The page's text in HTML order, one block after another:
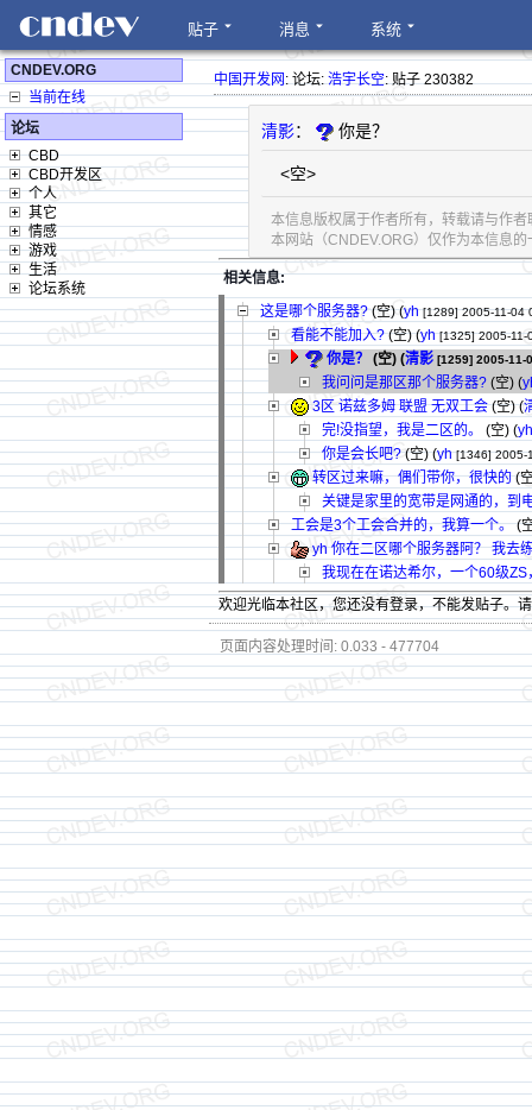
贴子 消息 系统
CNDEV.ORG
当前在线
论坛
CBD
CBD开发区
个人
其它
情感
游戏
生活
论坛系统
中国开发网: 论坛:浩宇长空: 贴子 230382
清影： 你是？
<空>
本信息版权属于作者所有，转载请与作
本网站（CNDEV.ORG）仅作为本信息
相关信息:
这是哪个服务器?(空) (yh [1289] 2005-11-04
看能不能加入?(空) (yh [1325] 2005-11-
你是？ (空) (清影 [1259] 2005-11-
我问问是那区那个服务器? (空) (
3区 诺兹多姆 联盟 无双工会(空) (
完!没指望，我是二区的。
(空) (yh
你是会长吧?(空) (yh [1346] 2005-
转区过来嘛，偶们带你，很快的(
关键是家里的宽带是网通的，到
工会是3个工会合并的，我算一个。(
yh 你在二区哪个服务器阿？ 我去
我现在在诺达希尔，一个60级
欢迎光临本社区，您还没有登录，不能发贴子。
页面内容处理时间: 0.033 - 477704